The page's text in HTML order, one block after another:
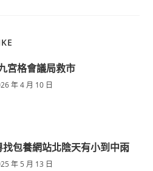
宮格會議局救市
年 4 月 10 日
包養網站北陰天有小到中雨
年 5 月 13 日